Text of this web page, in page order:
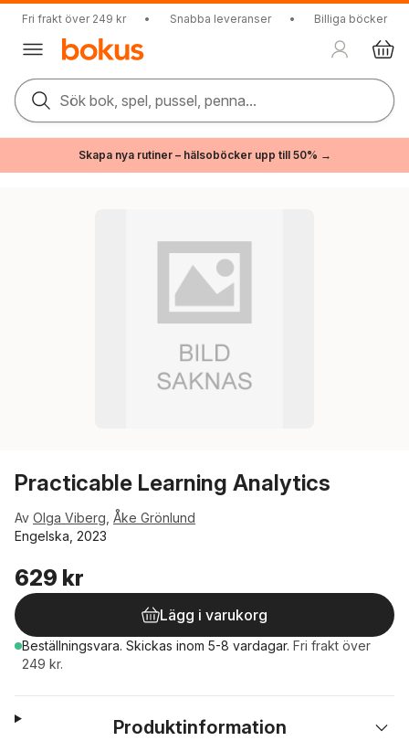
Fri frakt över 249 kr • Snabba leveranser • Billiga böcker
Sök bok, spel, pussel, penna...
Skapa nya rutiner – hälsoböcker upp till 50% →
Practicable Learning Analytics
Av Olga Viberg Åke Grönlund
Engelska, 2023
629 kr
Lägg i varukorg
Beställningsvara. Skickas inom 5-8 vardagar. Fri frakt över
249 kr.
Produktinformation